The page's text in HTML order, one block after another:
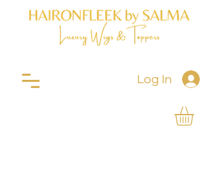
Log In